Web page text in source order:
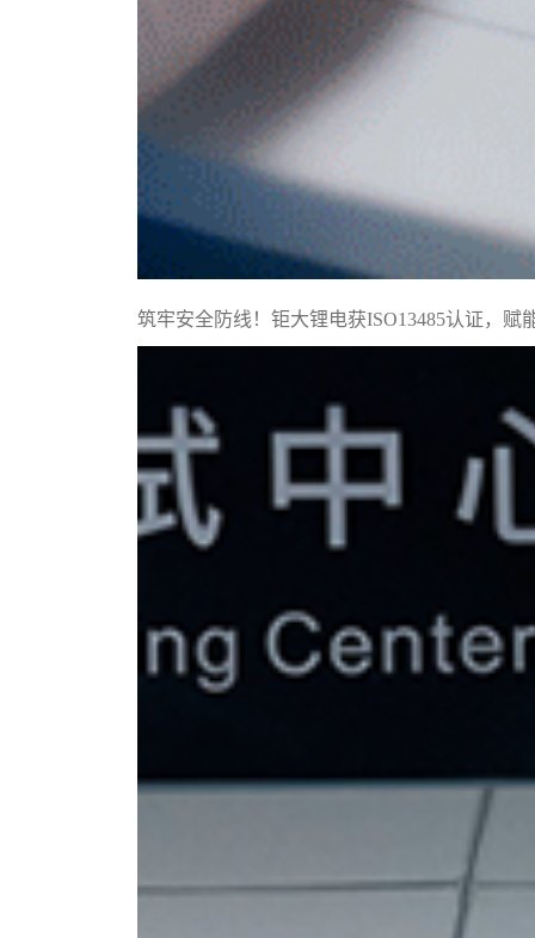
筑牢安全防线！钜大锂电获ISO13485认证，赋